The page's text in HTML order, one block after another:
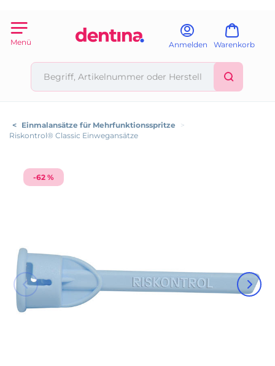
Menü Anmelden Warenkorb
< Einmalansätze für Mehrfunktionsspritze
>
Riskontrol® Classic Einwegansätze
-62 %